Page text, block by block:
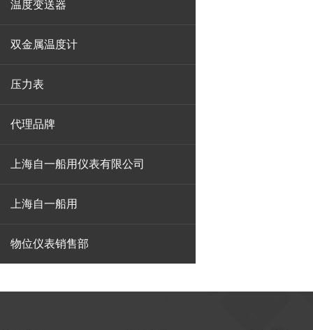
温度变送器
双金属温度计
压力表
代理品牌
上海自一船用仪表有限公司
上海自一船用
物位仪表销售部